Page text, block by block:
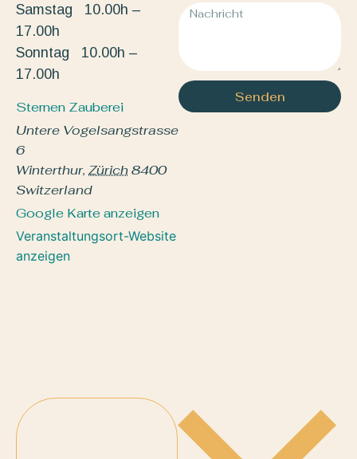
Samstag 10.00h –
17.00h
Sonntag 10.00h –
17.00h
Sternen Zauberei
Untere Vogelsangstrasse
6
Winterthur, Zürich8400
Switzerland
Google Karte anzeigen
Veranstaltungsort-Website
anzeigen
Senden